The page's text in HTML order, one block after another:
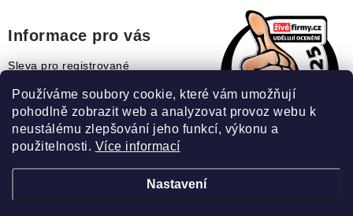
Používáme soubory cookie, které vám umožňují
pohodlně zobrazit web a analyzovat provoz webu k
neustálému zlepšování jeho funkcí, výkonu a
použitelnosti. Více informací
Nastavení
Informace pro vás
Sleva pro registrované
Jak uplatnit slevový kupón?
Jak nakupovat?
Slovník pojmů